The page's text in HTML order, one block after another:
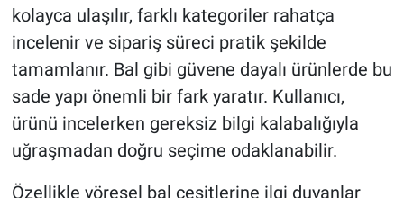
kolayca ulaşılır, farklı kategoriler rahatça
incelenir ve sipariş süreci pratik şekilde
tamamlanır. Bal gibi güvene dayalı ürünlerde bu
sade yapı önemli bir fark yaratır. Kullanıcı,
ürünü incelerken gereksiz bilgi kalabalığıyla
uğraşmadan doğru seçime odaklanabilir.
Özellikle yöresel bal çeşitlerine ilgi duyanlar